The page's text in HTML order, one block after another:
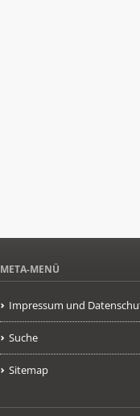
META-MENÜ
Impressum und
Suche
Sitemap